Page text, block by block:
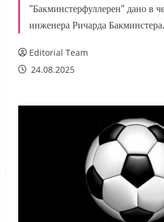
"Бакминстерфуллерен" дано в
инженера Ричарда
Editorial Team
24.08.2025